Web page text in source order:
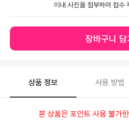
이내 사진을 첨부하여 접수
장바구니 담
상품 정보 사용 방법
본 상품은 포인트 사용 불가